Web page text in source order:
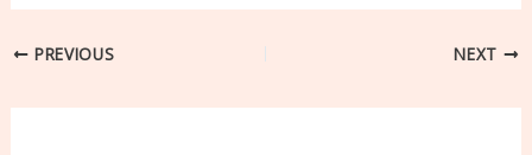
PREVIOUS NEXT